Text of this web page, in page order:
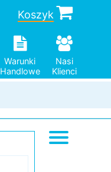
Warunki
Handlowe
Nasi
Klienci
Koszyk
wysyłka